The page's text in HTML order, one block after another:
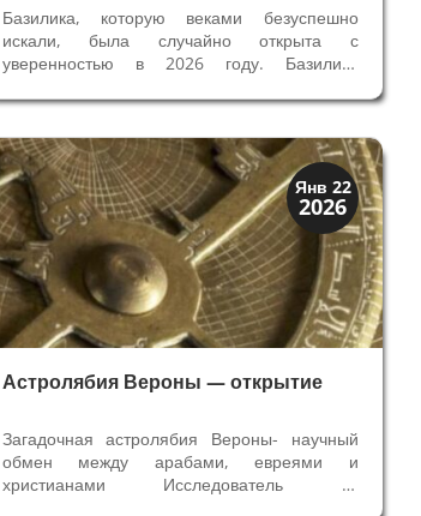
Базилика, которую веками безуспешно
искали, была случайно открыта с
уверенностью в 2026 году. Базилика
Fanum Fortunae (ныне Фано) - колонии,
основанной или расширенной первым
императором Августом. Здание Базилики
описано Витрувием...
Янв 22
2026
История
Открытия
Астролябия Вероны — открытие
Загадочная астролябия Вероны- научный
обмен между арабами, евреями и
христианами Исследователь из